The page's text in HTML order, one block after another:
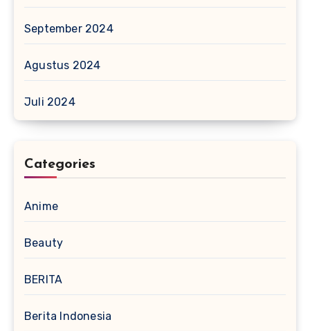
September 2024
Agustus 2024
Juli 2024
Categories
Anime
Beauty
BERITA
Berita Indonesia